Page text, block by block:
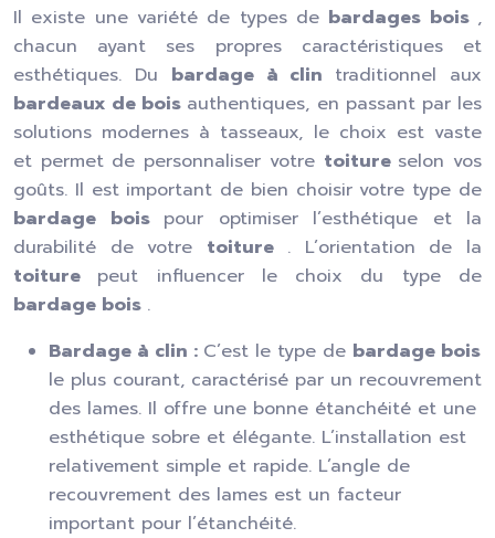
Il existe une variété de types de bardages bois ,
chacun ayant ses propres caractéristiques et
esthétiques. Du bardage à clin traditionnel aux
bardeaux de bois authentiques, en passant par les
solutions modernes à tasseaux, le choix est vaste
et permet de personnaliser votre toiture selon vos
goûts. Il est important de bien choisir votre type de
bardage bois pour optimiser l’esthétique et la
durabilité de votre toiture . L’orientation de la
toiture peut influencer le choix du type de
bardage bois .
Bardage à clin : C’est le type de bardage bois
le plus courant, caractérisé par un recouvrement
des lames. Il offre une bonne étanchéité et une
esthétique sobre et élégante. L’installation est
relativement simple et rapide. L’angle de
recouvrement des lames est un facteur
important pour l’étanchéité.